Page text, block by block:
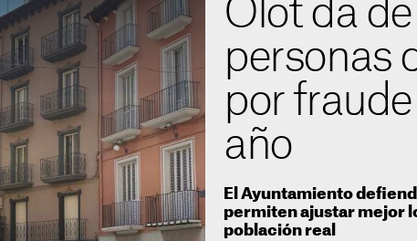
Olot da
personas
por
año
El Ayuntamiento
permiten ajustar mejor
población real